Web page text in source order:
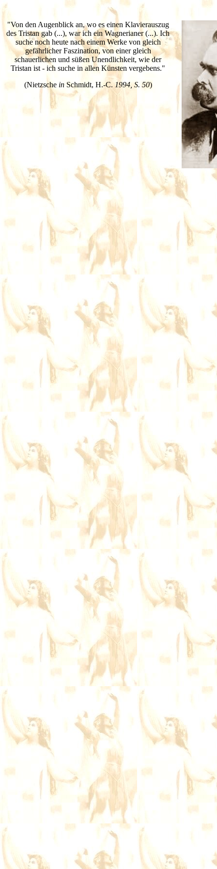
"Von den Augenblick an, wo es einen Klavierauszug
des Tristan gab (...), war ich ein Wagnerianer (...). Ich
suche noch heute nach einem Werke von gleich
gefährlicher Faszination, von einer gleich
schauerlichen und süßen Unendlichkeit, wie der
Tristan ist - ich suche in allen Künsten vergebens."
(Nietzsche inSchmidt, H.-C.1994, S. 50)